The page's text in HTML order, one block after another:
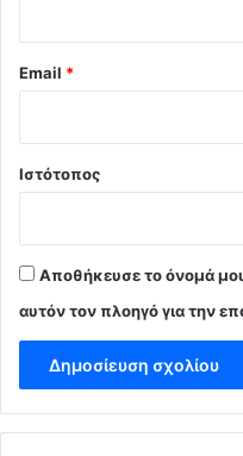
Email *
Ιστότοπος
Αποθήκευσε το όνομά
αυτόν τον πλοηγό για την